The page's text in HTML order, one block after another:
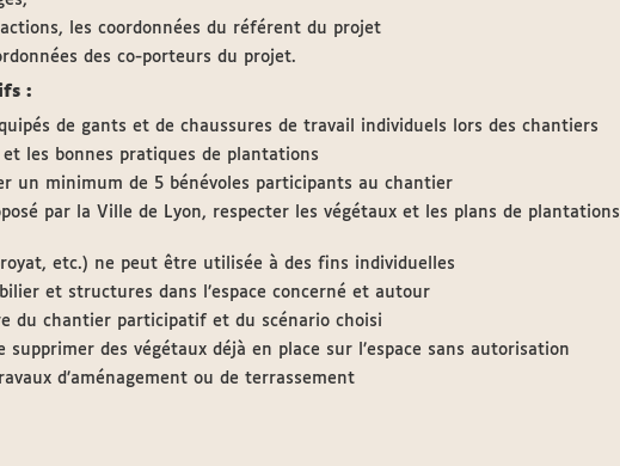
les coordonnées du référent du projet
des co-porteurs du projet.
:
de gants et de chaussures de travail individuels lors des chantiers
et les bonnes pratiques de plantations
un minimum de 5 bénévoles participants au chantier
par la Ville de Lyon, respecter les végétaux et les plans de plantations
etc.) ne peut être utilisée à des fins individuelles
et structures dans l’espace concerné et autour
du chantier participatif et du scénario choisi
des végétaux déjà en place sur l’espace sans autorisation
d’aménagement ou de terrassement